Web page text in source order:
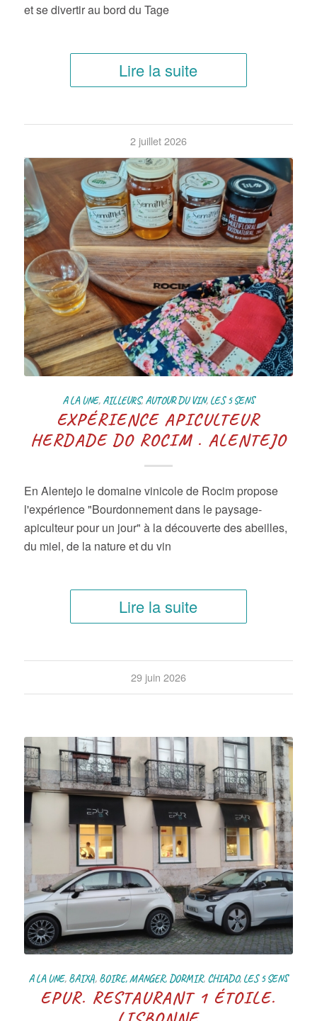
et se divertir au bord du Tage
Lire la suite
2 juillet 2026
A LA UNE, AILLEURS, AUTOUR DU VIN, LES 5 SENS
EXPÉRIENCE APICULTEUR
HERDADE DO ROCIM . ALENTEJO
En Alentejo le domaine vinicole de Rocim propose
l'expérience "Bourdonnement dans le paysage-
apiculteur pour un jour" à la découverte des abeilles,
du miel, de la nature et du vin
Lire la suite
29 juin 2026
A LA UNE, BAIXA, BOIRE, MANGER, DORMIR, CHIADO, LES 5 SENS
EPUR. RESTAURANT 1 ÉTOILE.